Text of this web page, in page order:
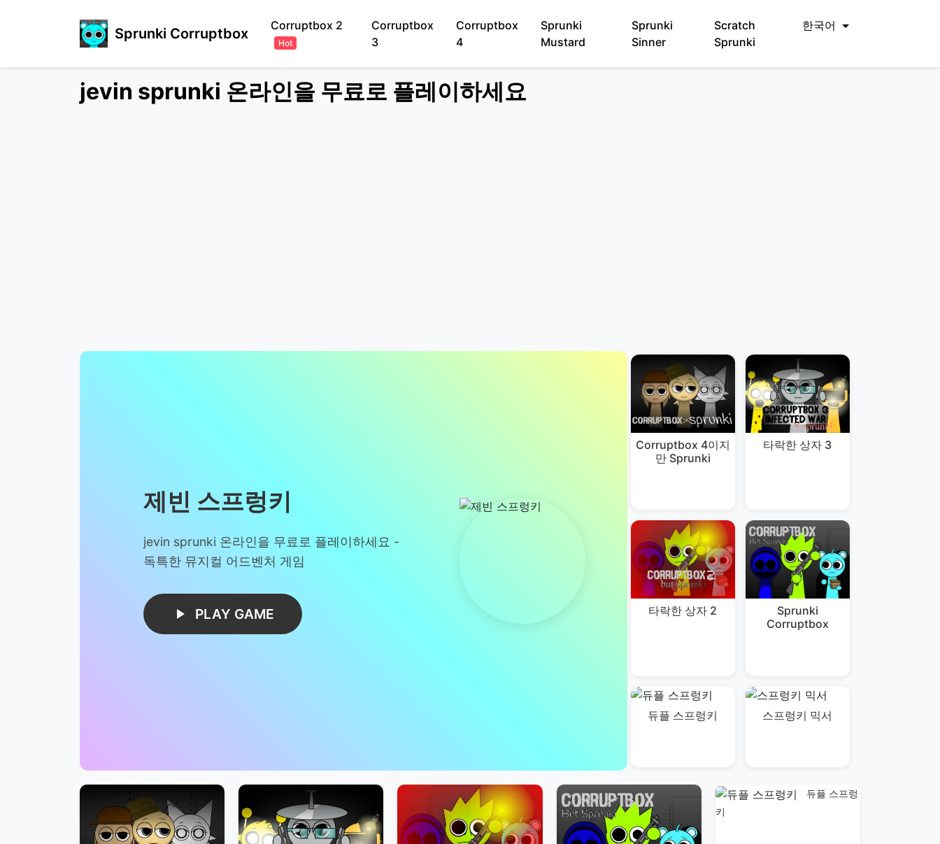
Sprunki Corruptbox Corruptbox 2
Hot
Corruptbox
3
Corruptbox
4
Sprunki
Mustard
Sprunki
Sinner
Scratch
Sprunki
한국어
jevin sprunki 온라인을 무료로 플레이하세요
제빈 스프렁키
jevin sprunki 온라인을 무료로 플레이하세요 -
독특한 뮤지컬 어드벤처 게임
PLAY GAME
Corruptbox 4이지
만 Sprunki
타락한 상자 3
타락한 상자 2
Sprunki
Corruptbox
듀플 스프렁키 스프렁키 믹서
듀플 스프렁
키